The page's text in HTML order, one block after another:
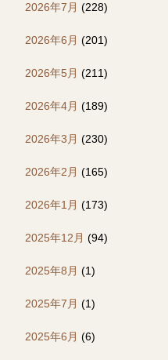
2026年7月 (228)
2026年6月 (201)
2026年5月 (211)
2026年4月 (189)
2026年3月 (230)
2026年2月 (165)
2026年1月 (173)
2025年12月 (94)
2025年8月 (1)
2025年7月 (1)
2025年6月 (6)